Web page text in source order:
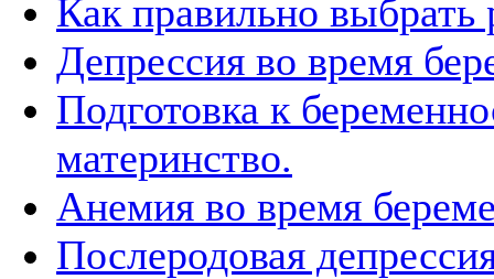
Как правильно выбрать
Депрессия во время
Подготовка к
материнство.
Анемия во время
Послеродовая